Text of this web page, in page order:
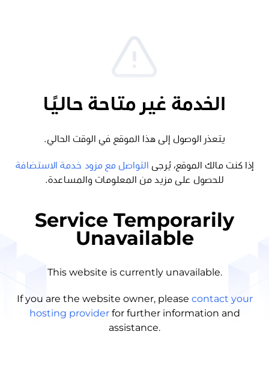
الخدمة غير متاحة حاليًا
يتعذر الوصول إلى هذا الموقع في الوقت الحالي.
إذا كنت مالك الموقع، يُرجى
التواصل مع مزود خدمة الاستضافة
للحصول على مزيد من المعلومات والمساعدة.
Service Temporarily
Unavailable
This website is currently unavailable.
If you are the website owner, please contact your
hosting provider for further information and
assistance.